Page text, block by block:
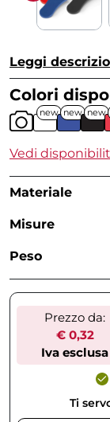
Leggi
Colori
new new new
Vedi
Materiale
Misure
Peso
Prezzo da:
€ 0,32
Iva esclusa
Ti